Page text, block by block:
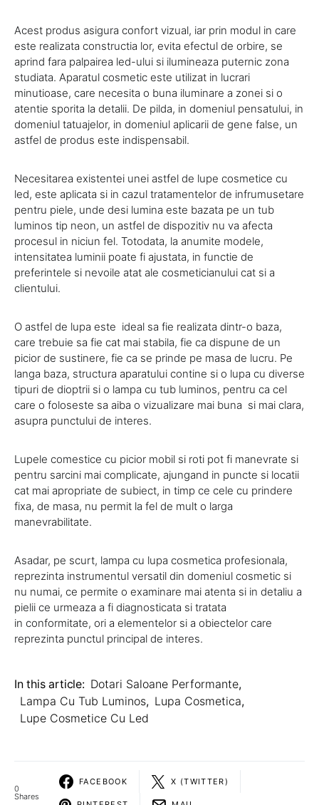
Acest produs asigura confort vizual, iar prin modul in care
este realizata constructia lor, evita efectul de orbire, se
aprind fara palpairea led-ului si ilumineaza puternic zona
studiata. Aparatul cosmetic este utilizat in lucrari
minutioase, care necesita o buna iluminare a zonei si o
atentie sporita la detalii. De pilda, in domeniul pensatului, in
domeniul tatuajelor, in domeniul aplicarii de gene false, un
astfel de produs este indispensabil.
Necesitarea existentei unei astfel de lupe cosmetice cu
led, este aplicata si in cazul tratamentelor de infrumusetare
pentru piele, unde desi lumina este bazata pe un tub
luminos tip neon, un astfel de dispozitiv nu va afecta
procesul in niciun fel. Totodata, la anumite modele,
intensitatea luminii poate fi ajustata, in functie de
preferintele si nevoile atat ale cosmeticianului cat si a
clientului.
O astfel de lupa este ideal sa fie realizata dintr-o baza,
care trebuie sa fie cat mai stabila, fie ca dispune de un
picior de sustinere, fie ca se prinde pe masa de lucru. Pe
langa baza, structura aparatului contine si o lupa cu diverse
tipuri de dioptrii si o lampa cu tub luminos, pentru ca cel
care o foloseste sa aiba o vizualizare mai buna si mai clara,
asupra punctului de interes.
Lupele comestice cu picior mobil si roti pot fi manevrate si
pentru sarcini mai complicate, ajungand in puncte si locatii
cat mai apropriate de subiect, in timp ce cele cu prindere
fixa, de masa, nu permit la fel de mult o larga
manevrabilitate.
Asadar, pe scurt, lampa cu lupa cosmetica profesionala,
reprezinta instrumentul versatil din domeniul cosmetic si
nu numai, ce permite o examinare mai atenta si in detaliu a
pielii ce urmeaza a fi diagnosticata si tratata
in conformitate, ori a elementelor si a obiectelor care
reprezinta punctul principal de interes.
In this article: Dotari Saloane Performante,
Lampa Cu Tub Luminos, Lupa Cosmetica,
Lupe Cosmetice Cu Led
0
Shares
FACEBOOK X (TWITTER)